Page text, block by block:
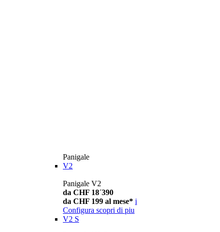
Panigale
V2
Panigale V2
da CHF 18´390
da CHF 199 al mese* i
Configura scopri di piu
V2 S